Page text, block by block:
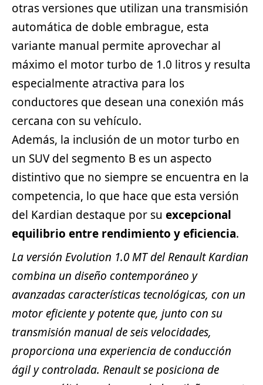
otras versiones que utilizan una transmisión
automática de doble embrague, esta
variante manual permite aprovechar al
máximo el motor turbo de 1.0 litros y resulta
especialmente atractiva para los
conductores que desean una conexión más
cercana con su vehículo.
Además, la inclusión de un motor turbo en
un SUV del segmento B es un aspecto
distintivo que no siempre se encuentra en la
competencia, lo que hace que esta versión
del Kardian destaque por su excepcional
equilibrio entre rendimiento y eficiencia.
La versión Evolution 1.0 MT del Renault Kardian
combina un diseño contemporáneo y
avanzadas características tecnológicas, con un
motor eficiente y potente que, junto con su
transmisión manual de seis velocidades,
proporciona una experiencia de conducción
ágil y controlada. Renault se posiciona de